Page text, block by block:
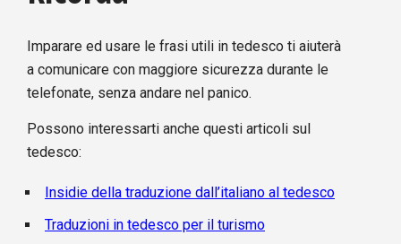
Imparare ed usare le frasi utili in tedesco ti aiuterà
a comunicare con maggiore sicurezza durante le
telefonate, senza andare nel panico.
Possono interessarti anche questi articoli sul
tedesco:
Insidie della traduzione dall’italiano al tedesco
Traduzioni in tedesco per il turismo